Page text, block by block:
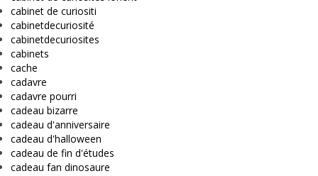
cabinet de curiositi
cabinetdecuriosité
cabinetdecuriosites
cabinets
cache
cadavre
cadavre pourri
cadeau bizarre
cadeau d'anniversaire
cadeau d'halloween
cadeau de fin d'études
cadeau fan dinosaure